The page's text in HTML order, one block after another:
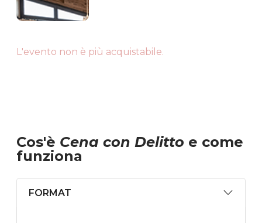
L'evento non è più acquistabile.
Cos'è Cena con Delitto e come
funziona
FORMAT